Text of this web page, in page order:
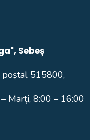
Sebeș
poștal 515800,
Marți, 8:00 – 16:00